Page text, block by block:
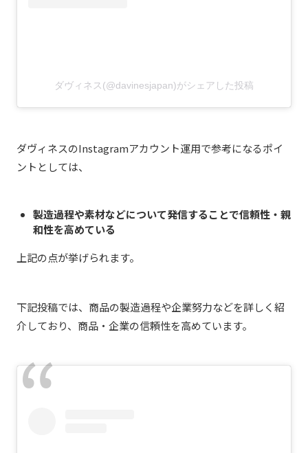
ダヴィネス(@davinesjapan)がシェアした投稿
ダヴィネスのInstagramアカウント運用で参考になるポイ
ントとしては、
製造過程や素材などについて発信することで信頼性・親
和性を高めている
上記の点が挙げられます。
下記投稿では、商品の製造過程や企業努力などを詳しく紹
介しており、商品・企業の信頼性を高めています。